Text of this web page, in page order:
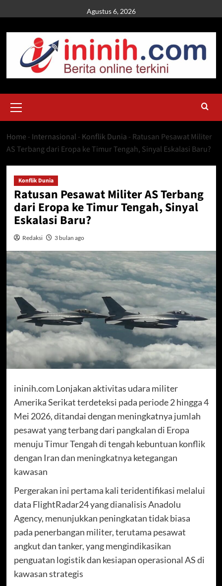
to
content
Agustus 6, 2026
Menu
Home - Internasional - Konflik Dunia - Ratusan Pesawat Militer
AS Terbang dari Eropa ke Timur Tengah, Sinyal Eskalasi Baru?
Konflik Dunia
Ratusan Pesawat Militer AS Terbang
dari Eropa ke Timur Tengah, Sinyal
Eskalasi Baru?
Redaksi 3 bulan ago
ininih.com Lonjakan aktivitas udara militer
Amerika Serikat terdeteksi pada periode 2 hingga 4
Mei 2026, ditandai dengan meningkatnya jumlah
pesawat yang terbang dari pangkalan di Eropa
menuju Timur Tengah di tengah kebuntuan konflik
dengan Iran dan meningkatnya ketegangan
kawasan
Pergerakan ini pertama kali teridentifikasi melalui
data FlightRadar24 yang dianalisis Anadolu
Agency, menunjukkan peningkatan tidak biasa
pada penerbangan militer, terutama pesawat
angkut dan tanker, yang mengindikasikan
penguatan logistik dan kesiapan operasional AS di
kawasan strategis